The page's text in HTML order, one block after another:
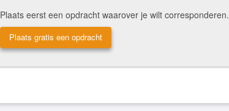
Plaats eerst een opdracht waarover je wilt corresponderen.
Plaats gratis een opdracht